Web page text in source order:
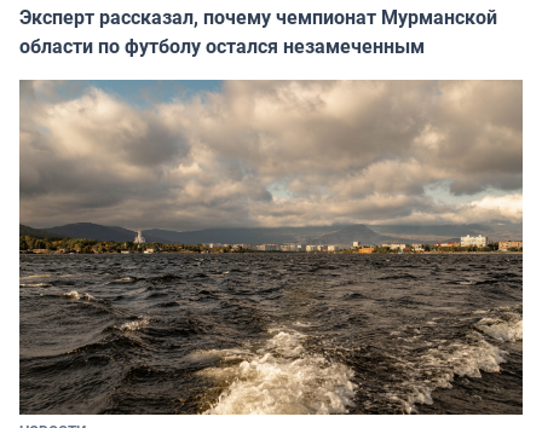
Эксперт рассказал, почему чемпионат Мурманской
области по футболу остался незамеченным